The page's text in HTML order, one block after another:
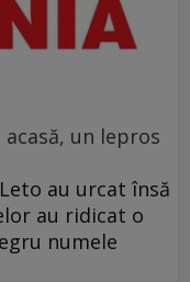
un lepros
au urcat însă
au ridicat o
numele